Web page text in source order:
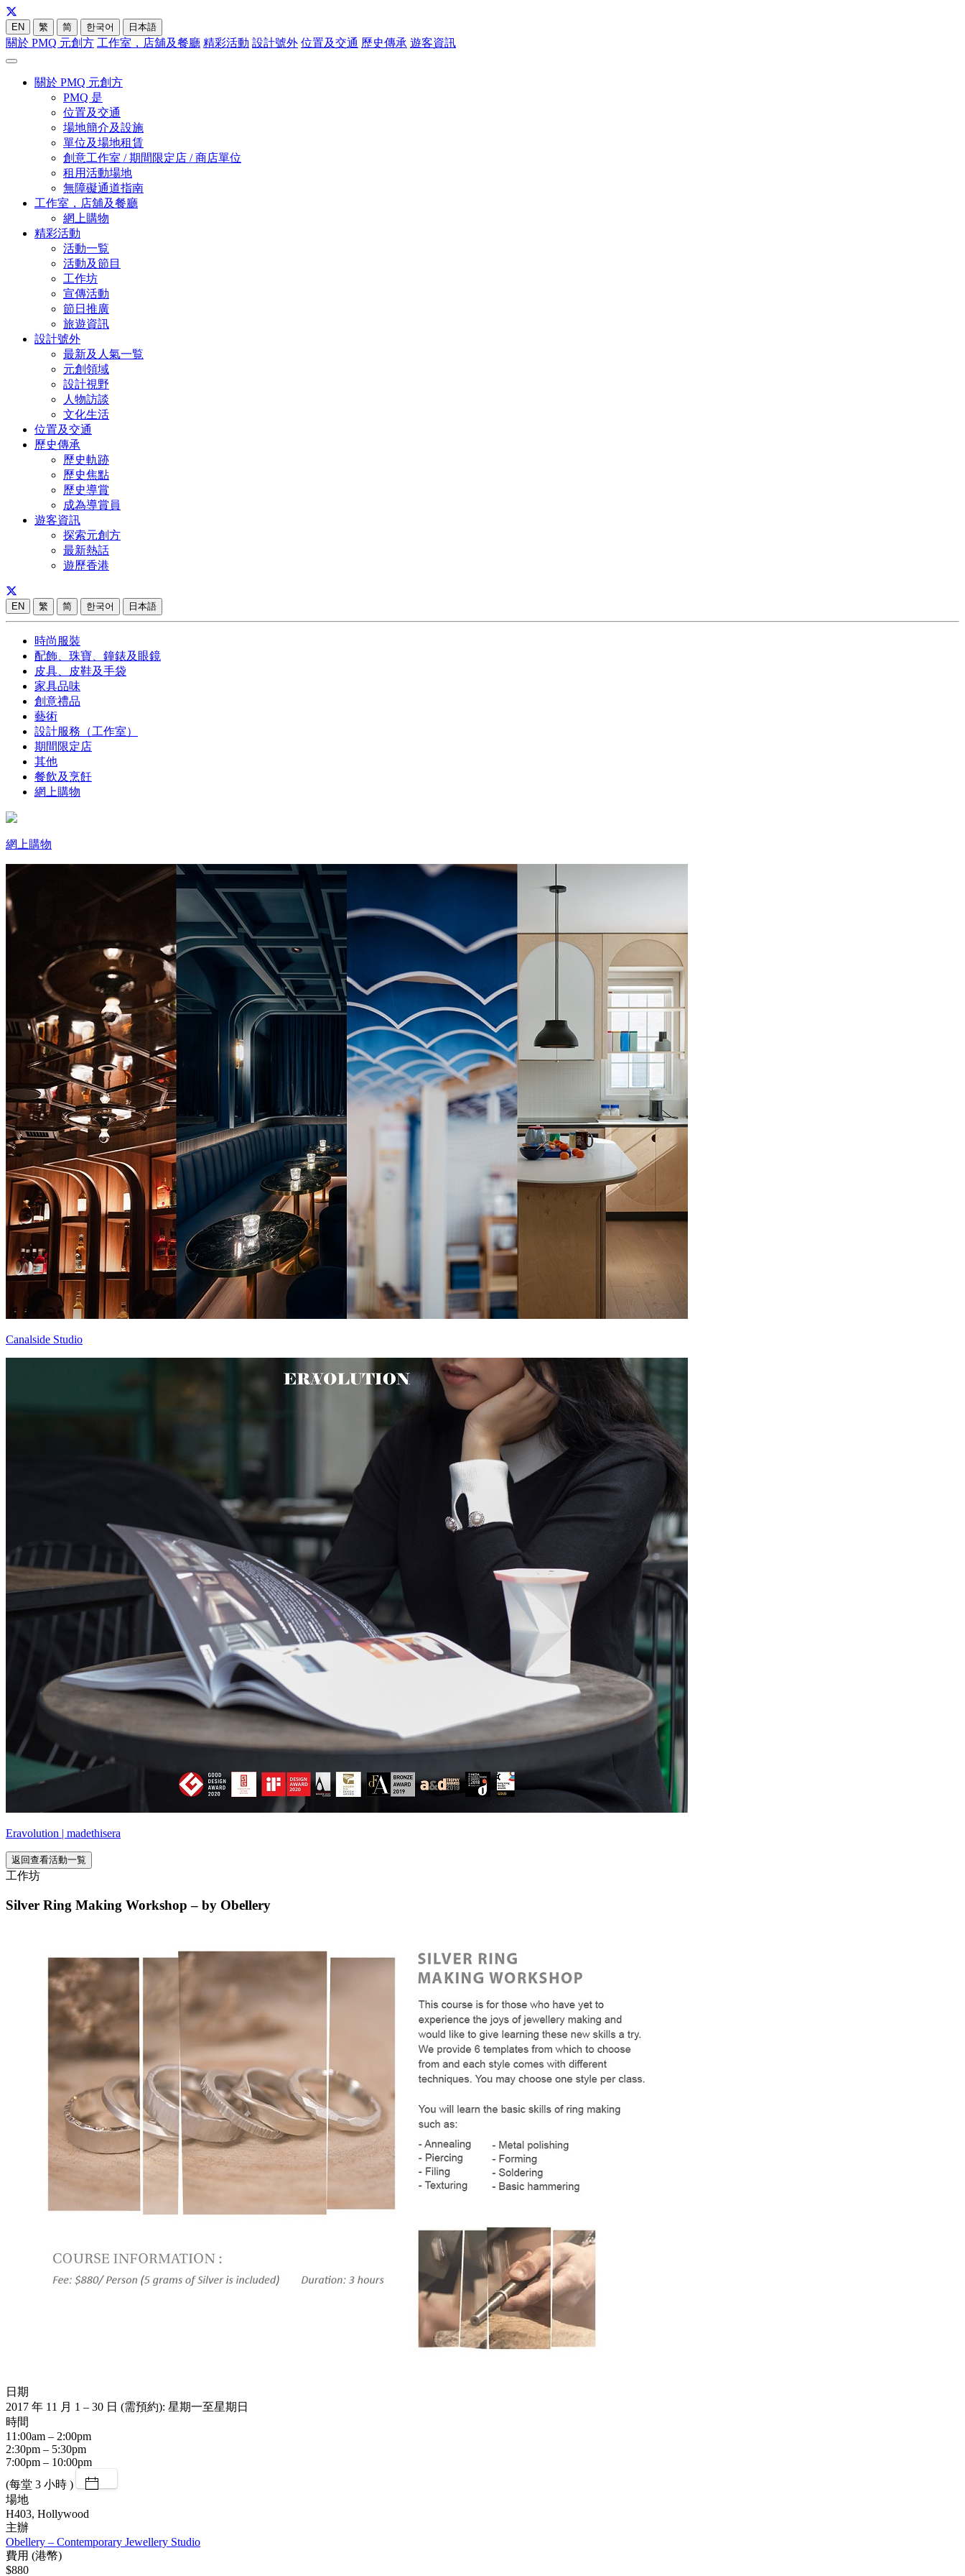
EN 繁 简 한국어 日本語
關於 PMQ 元創方 工作室，店舖及餐廳 精彩活動 設計號外 位置及交通 歷史傳承 遊客資訊
關於 PMQ 元創方
PMQ 是
位置及交通
場地簡介及設施
單位及場地租賃
創意工作室 / 期間限定店 / 商店單位
租用活動場地
無障礙通道指南
工作室，店舖及餐廳
網上購物
精彩活動
活動一覧
活動及節目
工作坊
宣傳活動
節日推廣
旅遊資訊
設計號外
最新及人氣一覧
元創領域
設計視野
人物訪談
文化生活
位置及交通
歷史傳承
歷史軌跡
歷史焦點
歷史導賞
成為導賞員
遊客資訊
探索元創方
最新熱話
遊歷香港
EN 繁 简 한국어 日本語
時尚服裝
配飾、珠寶、鐘錶及眼鏡
皮具、皮鞋及手袋
家具品味
創意禮品
藝術
設計服務（工作室）
期間限定店
其他
餐飲及烹飪
網上購物
網上購物
Canalside Studio
Eravolution | madethisera
返回查看活動一覧
工作坊
Silver Ring Making Workshop – by Obellery
日期
2017 年 11 月 1 – 30 日 (需預約): 星期一至星期日
時間
11:00am – 2:00pm
2:30pm – 5:30pm
7:00pm – 10:00pm
(每堂 3 小時 )
場地
H403, Hollywood
主辦
Obellery – Contemporary Jewellery Studio
費用 (港幣)
$880